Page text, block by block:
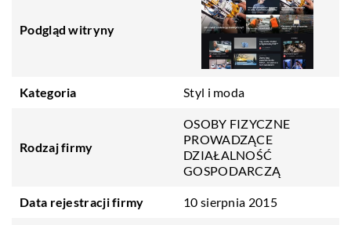
Podgląd witryny
Kategoria Styl i moda
Rodzaj firmy
OSOBY FIZYCZNE
PROWADZĄCE
DZIAŁALNOŚĆ
GOSPODARCZĄ
Data rejestracji firmy 10 sierpnia 2015